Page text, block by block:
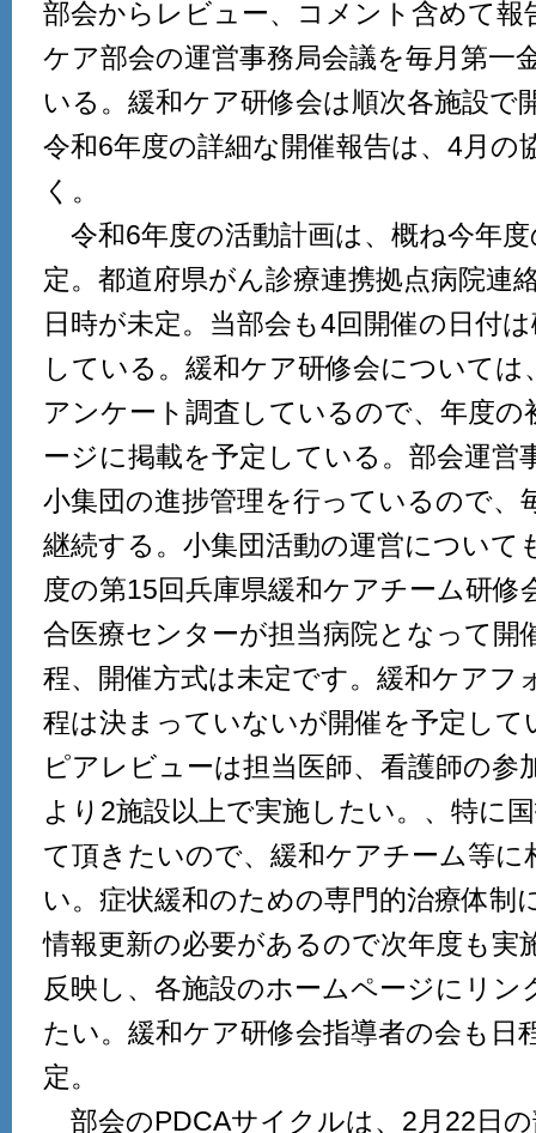
部会からレビュー、コメント含めて報
ケア部会の運営事務局会議を毎月第一
いる。緩和ケア研修会は順次各施設で
令和6年度の詳細な開催報告は、4月の
く。
令和6年度の活動計画は、概ね今年
定。都道府県がん診療連携拠点病院連
日時が未定。当部会も4回開催の日付
している。緩和ケア研修会については
アンケート調査しているので、年度の
ージに掲載を予定している。部会運営
小集団の進捗管理を行っているので、
継続する。小集団活動の運営について
度の第15回兵庫県緩和ケアチーム研修
合医療センターが担当病院となって開
程、開催方式は未定です。緩和ケアフ
程は決まっていないが開催を予定して
ピアレビューは担当医師、看護師の参
より2施設以上で実施したい。、特に
て頂きたいので、緩和ケアチーム等
い。症状緩和のための専門的治療体制
情報更新の必要があるので次年度も実
反映し、各施設のホームページにリン
たい。緩和ケア研修会指導者の会も日
定。
部会のPDCAサイクルは、2月22日